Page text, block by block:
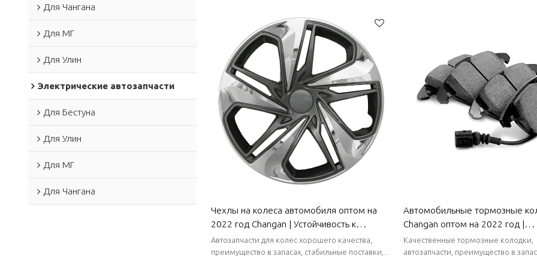
Для Чангана
Для МГ
Для Улин
Электрические автозапчасти
Для Бестуна
Для Улин
Для МГ
Для Чангана
Чехлы на колеса автомобиля оптом на
2022 год Changan | Устойчивость к
коррозии и износу, пыленепроницаемость
и водонепроницаемость, легкость очистки
Автозапчасти для колес хорошего качества,
преимущество в запасах, стабильные поставки,
Автомобильные тормозные
Changan оптом на 2022 год |
Суперсильное торможение,
стабильность, низкий уровень
Качественные тормозные колодки,
автозапчасти, преимущество в